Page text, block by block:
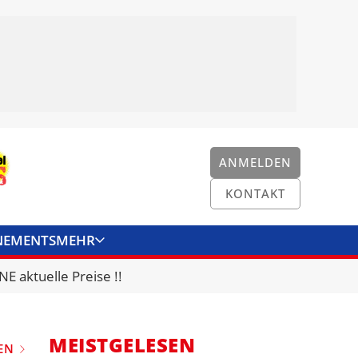
ANMELDEN
KONTAKT
MEHR
KONTAKT
aktuelle Preise !!
MEISTGELESEN